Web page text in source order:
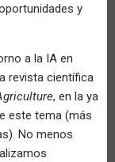
y
a la IA en
revista científica
, en la ya
este tema (más
No menos